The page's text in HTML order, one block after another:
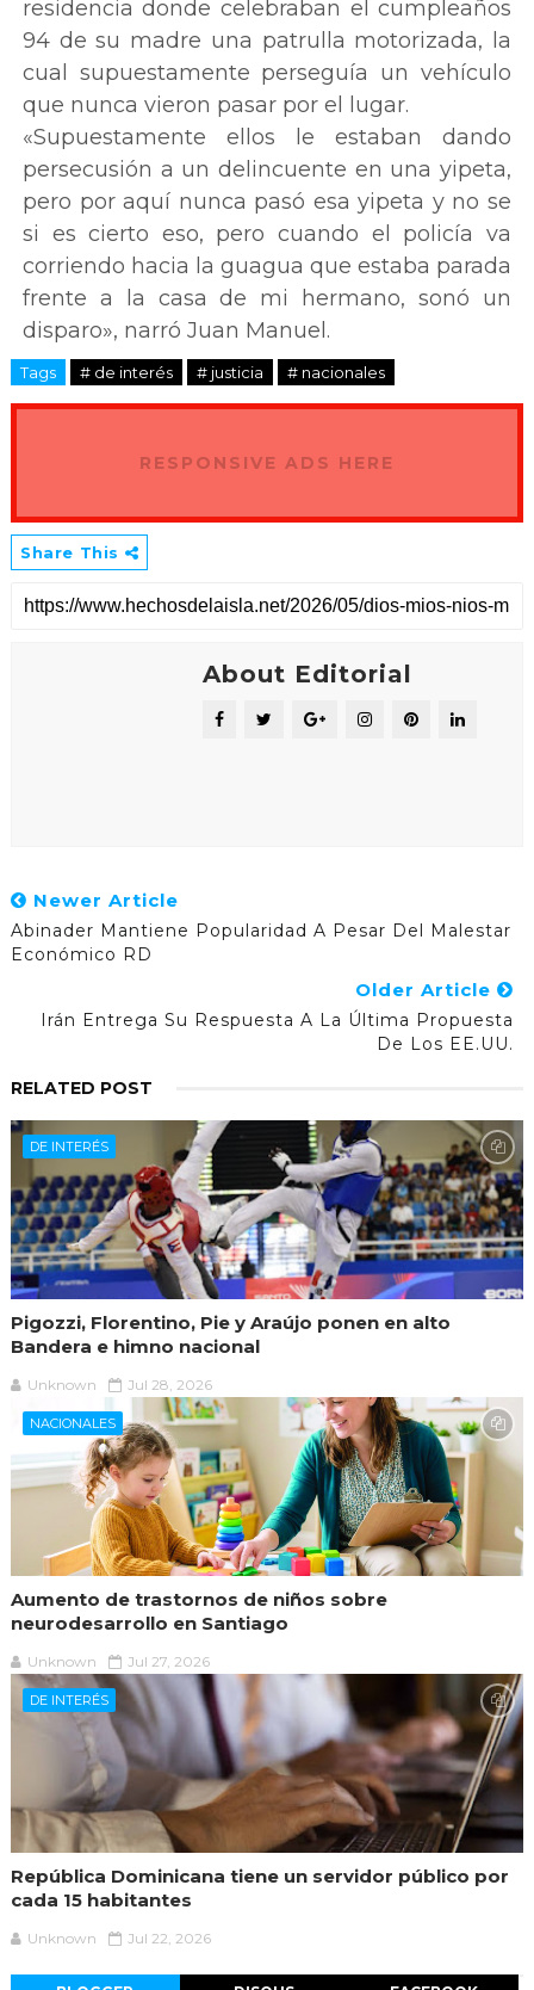
residencia donde celebraban el cumpleaños
94 de su madre una patrulla motorizada, la
cual supuestamente perseguía un vehículo
que nunca vieron pasar por el lugar.
«Supuestamente ellos le estaban dando
persecusión a un delincuente en una yipeta,
pero por aquí nunca pasó esa yipeta y no se
si es cierto eso, pero cuando el policía va
corriendo hacia la guagua que estaba parada
frente a la casa de mi hermano, sonó un
disparo», narró Juan Manuel.
Tags # de interés # justicia # nacionales
RESPONSIVE ADS HERE
Share This
About Editorial
Newer Article
Abinader Mantiene Popularidad A Pesar Del Malestar
Económico RD
Older Article
Irán Entrega Su Respuesta A La Última Propuesta
De Los EE.UU.
RELATED POST
DE INTERÉS
Pigozzi, Florentino, Pie y Araújo ponen en alto
Bandera e himno nacional
Unknown Jul 28, 2026
NACIONALES
Aumento de trastornos de niños sobre
neurodesarrollo en Santiago
Unknown Jul 27, 2026
DE INTERÉS
República Dominicana tiene un servidor público por
cada 15 habitantes
Unknown Jul 22, 2026